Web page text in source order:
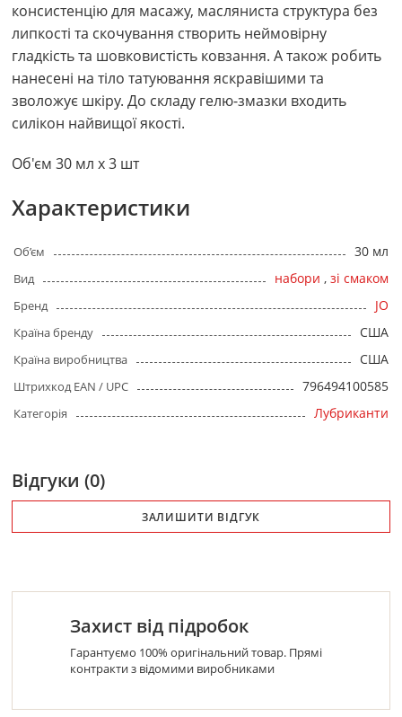
консистенцію для масажу, масляниста структура без
липкості та скочування створить неймовірну
гладкість та шовковистість ковзання. А також робить
нанесені на тіло татуювання яскравішими та
зволожує шкіру. До складу гелю-змазки входить
силікон найвищої якості.
Об'єм 30 мл х 3 шт
Характеристики
Об’єм 30 мл
Вид набори , зі смаком
Бренд JO
Країна бренду США
Країна виробництва США
Штрихкод EAN / UPC 796494100585
Категорія Лубриканти
Відгуки (0)
ЗАЛИШИТИ ВІДГУК
Захист від підробок
Гарантуємо 100% оригінальний товар. Прямі
контракти з відомими виробниками